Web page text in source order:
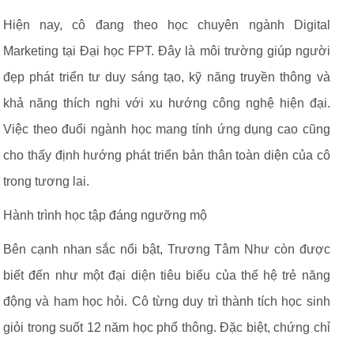
Hiện nay, cô đang theo học chuyên ngành Digital
Marketing tại Đại học FPT. Đây là môi trường giúp người
đẹp phát triển tư duy sáng tạo, kỹ năng truyền thông và
khả năng thích nghi với xu hướng công nghệ hiện đại.
Việc theo đuổi ngành học mang tính ứng dụng cao cũng
cho thấy định hướng phát triển bản thân toàn diện của cô
trong tương lai.
Hành trình học tập đáng ngưỡng mộ
Bên cạnh nhan sắc nổi bật, Trương Tâm Như còn được
biết đến như một đại diện tiêu biểu của thế hệ trẻ năng
động và ham học hỏi. Cô từng duy trì thành tích học sinh
giỏi trong suốt 12 năm học phổ thông. Đặc biệt, chứng chỉ